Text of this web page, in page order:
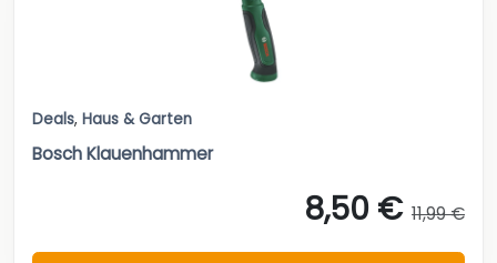
Deals, Haus & Garten
Bosch Klauenhammer
8,50 € 11,99 €